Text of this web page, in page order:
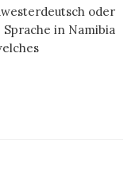
oder
in Namibia